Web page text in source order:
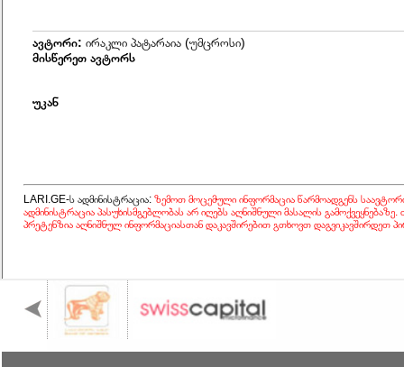
ავტორი: ირაკლი პატარაია (უმცროსი)
მისწერეთ ავტორს
უკან
LARI.GE-ს ადმინისტრაცია: ზემოთ მოცემული ინფორმაცია წარმოადგენს
ადმინისტრაცია პასუხისმგებლობას არ იღებს აღნიშნული მასალის
პრეტენზია აღნიშნულ ინფორმაციასთან დაკავშირებით გთხოვთ დაგვიკავშირდეთ